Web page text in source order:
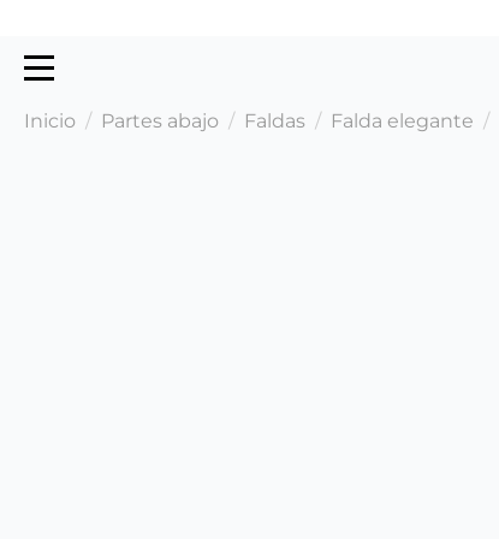
Inicio Partes abajo Faldas Falda elegante